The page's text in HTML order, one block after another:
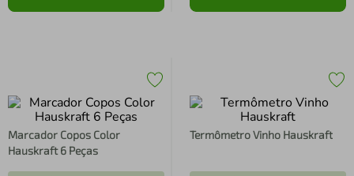
Marcador Copos Color
Hauskraft 6 Peças
Termômetro Vinho Hauskraft